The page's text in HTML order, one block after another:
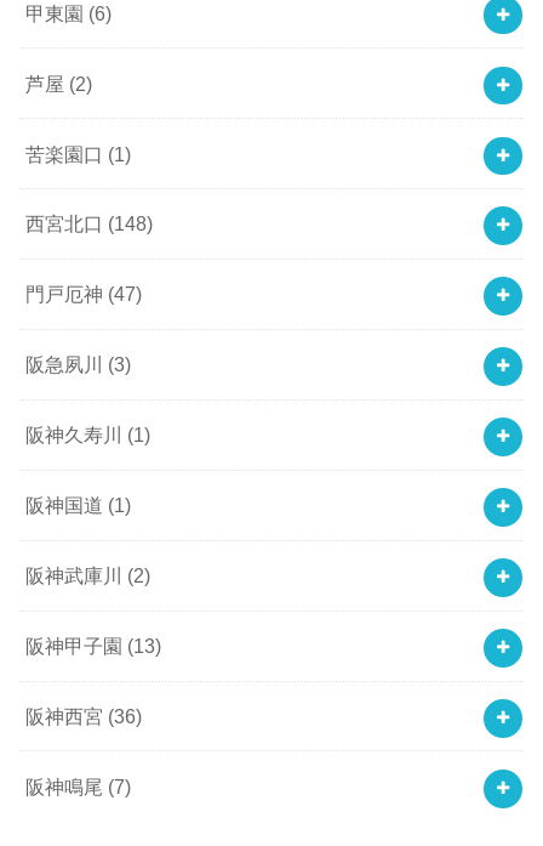
甲東園 (6)
芦屋 (2)
苦楽園口 (1)
西宮北口 (148)
門戸厄神 (47)
阪急夙川 (3)
阪神久寿川 (1)
阪神国道 (1)
阪神武庫川 (2)
阪神甲子園 (13)
阪神西宮 (36)
阪神鳴尾 (7)